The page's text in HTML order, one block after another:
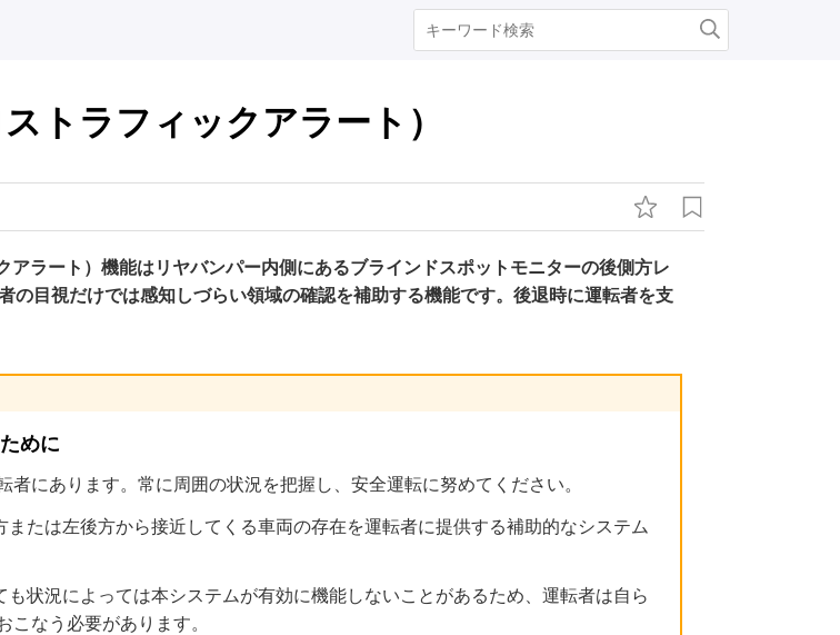
トラフィックアラート）
アラート）機能はリヤバンパー内側にあるブラインドスポットモニターの後側方レ
の目視だけでは感知しづらい領域の確認を補助する機能です。後退時に運転者を支
めに
者にあります。常に周囲の状況を把握し、安全運転に努めてください。
または左後方から接近してくる車両の存在を運転者に提供する補助的なシステム
も状況によっては本システムが有効に機能しないことがあるため、運転者は自ら
こなう必要があります。